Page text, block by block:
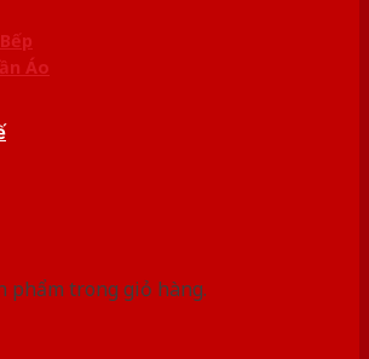
Áo
phẩm trong giỏ hàng.